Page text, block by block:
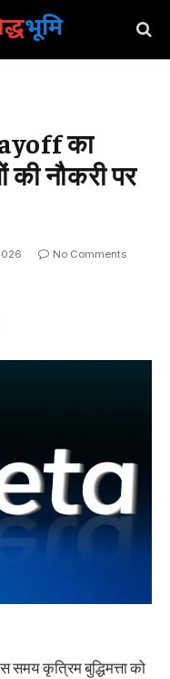
भूमि
का
की नौकरी पर
No Comments
कृत्रिम बुद्धिमत्ता को